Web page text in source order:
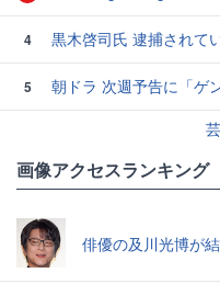
4 黒木啓司氏 逮捕されて
5
朝ドラ 次週予告に「ゲ
画像アクセスランキング
俳優の及川光博が